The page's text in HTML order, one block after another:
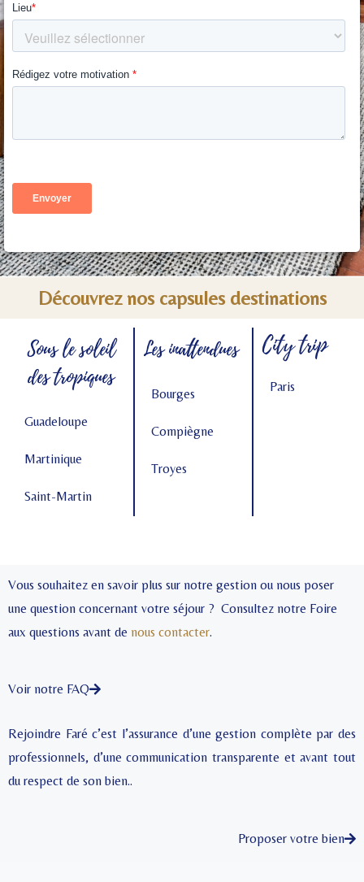
Découvrez nos capsules destinations
Sous le soleil
des tropiques
Guadeloupe
Martinique
Saint-Martin
Les inattendues
Bourges
Compiègne
Troyes
City trip
Paris
Vous souhaitez en savoir plus sur notre gestion ou nous poser
une question concernant votre séjour ? Consultez notre Foire
aux questions avant de nous contacter.
Voir notre FAQ
Rejoindre Faré c’est l’assurance d’une gestion complète par des
professionnels, d’une communication transparente et avant tout
du respect de son bien..
Proposer votre bien